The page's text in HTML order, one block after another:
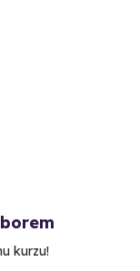
kurzu!